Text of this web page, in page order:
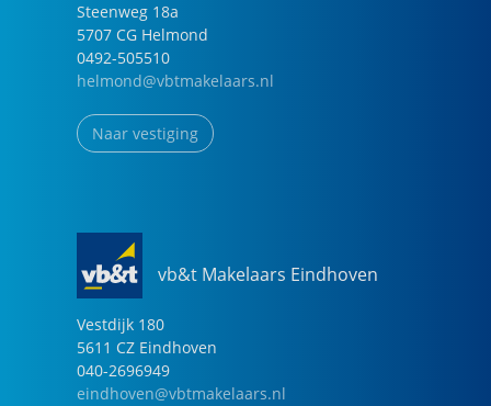
Steenweg 18a
5707 CG Helmond
0492-505510
helmond@vbtmakelaars.nl
Naar vestiging
vb&t Makelaars Eindhoven
Vestdijk 180
5611 CZ Eindhoven
040-2696949
eindhoven@vbtmakelaars.nl